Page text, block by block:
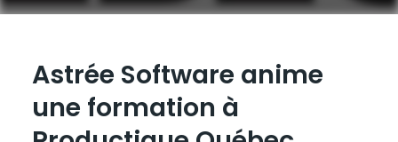
Astrée Software anime
une formation à